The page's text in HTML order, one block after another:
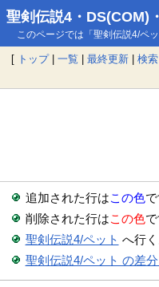
聖剣伝説4・DS(COM)
このページでは「聖剣伝説4/ペ
[ トップ| 一覧 | 最終更新 | 検索
追加された行はこの色で
削除された行はこの色で
聖剣伝説4/ペット へ行く
聖剣伝説4/ペット の差